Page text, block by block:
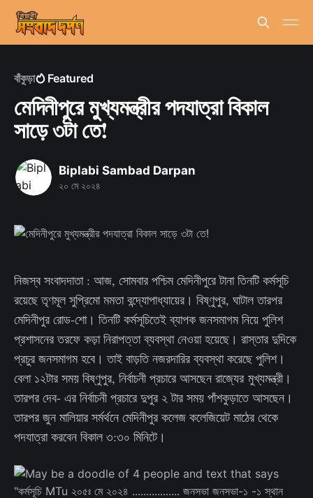
বাঁকুড়া Featured
মেদিনীপুরে মুখ্যমন্ত্রীর পদযাত্রা বিকাল
সাড়ে ৩টা তে!
Biplabi Sambad Darpan
২০ মে ২০২৪
নিজস্ব সংবাদদাতা : আজ, সোমবার পশ্চিম মেদিনীপুরে টানা তিনটি কর্মসূচি
রয়েছে তৃণমূল সুপ্রিমো মমতা বন্দ্যোপাধ্যায়ের। বিষ্ণুপুর, ঘাটাল তারপর
মেদিনীপুর রোড-শো। তিনটি কর্মসূচিতেই ব্যাপক জনসমাগম নিয়ে পুলিশ
প্রশাসনের তরফে কড়া নিরাপত্তা ব্যবস্থা নেওয়া হয়েছে। রাস্তার দুদিকে
প্রচুর জনসমাগম হবে। তাই বাড়তি নজরদারির ব্যবস্থা করেছে পুলিশ।
বেলা ১২টার সময় বিষ্ণুপুর, নির্বাচনী প্রচারে আসছেন রাজ্যের মুখ্যমন্ত্রী।
তারপর দেব- এর নির্বাচনী প্রচারে দুপুর ২ টার সময় পাঁশকুড়াতে আসছেন।
তারপর জুন মালিয়ার সর্মর্থনে মেদিনীপুর কলেজ কলেজিয়েট মাঠের থেকে
পদযাত্রা করবেন বিকাল ৩:৩০ মিনিটে।